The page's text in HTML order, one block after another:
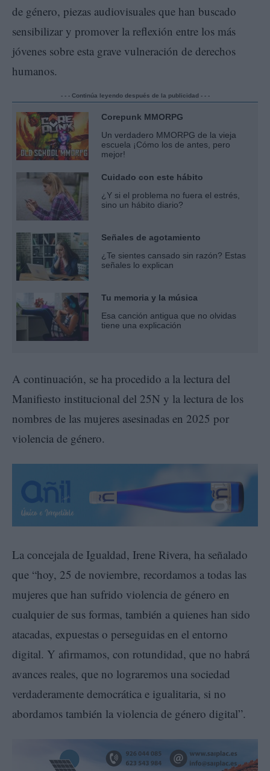
de género, piezas audiovisuales que han buscado
sensibilizar y promover la reflexión entre los más
jóvenes sobre esta grave vulneración de derechos
humanos.
- - - Continúa leyendo después de la publicidad - - -
Corepunk MMORPG
Un verdadero MMORPG de la vieja
escuela ¡Cómo los de antes, pero
mejor!
Cuidado con este hábito
¿Y si el problema no fuera el estrés,
sino un hábito diario?
Señales de agotamiento
¿Te sientes cansado sin razón? Estas
señales lo explican
Tu memoria y la música
Esa canción antigua que no olvidas
tiene una explicación
A continuación, se ha procedido a la lectura del
Manifiesto institucional del 25N y la lectura de los
nombres de las mujeres asesinadas en 2025 por
violencia de género.
La concejala de Igualdad, Irene Rivera, ha señalado
que “hoy, 25 de noviembre, recordamos a todas las
mujeres que han sufrido violencia de género en
cualquier de sus formas, también a quienes han sido
atacadas, expuestas o perseguidas en el entorno
digital. Y afirmamos, con rotundidad, que no habrá
avances reales, que no lograremos una sociedad
verdaderamente democrática e igualitaria, si no
abordamos también la violencia de género digital”.